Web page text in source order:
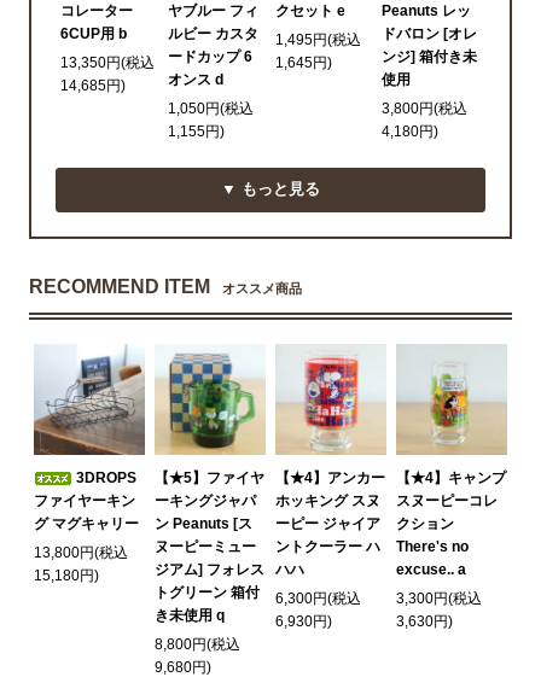
コレーター
6CUP用 b
13,350円(税込
14,685円)
ヤブルー フィ
ルビー カスタ
ードカップ 6
オンス d
1,050円(税込
1,155円)
クセット e
1,495円(税込
1,645円)
Peanuts レッ
ドバロン [オレ
ンジ] 箱付き未
使用
3,800円(税込
4,180円)
▼ もっと見る
RECOMMEND ITEM オススメ商品
3DROPS
ファイヤーキン
グ マグキャリー
13,800円(税込
15,180円)
【★5】ファイヤ
ーキングジャパ
ン Peanuts [ス
ヌーピーミュー
ジアム] フォレス
トグリーン 箱付
き未使用 q
8,800円(税込
9,680円)
【★4】アンカー
ホッキング スヌ
ーピー ジャイア
ントクーラー ハ
ハハ
6,300円(税込
6,930円)
【★4】キャンプ
スヌーピーコレ
クション
There's no
excuse.. a
3,300円(税込
3,630円)